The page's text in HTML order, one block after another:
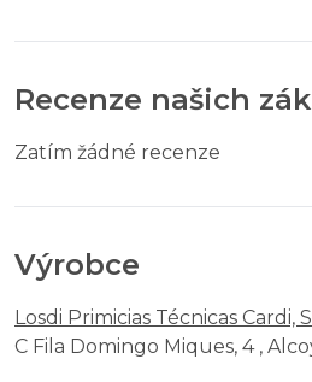
Recenze našich
Zatím žádné recenze
Výrobce
Losdi Primicias Técnicas Cardi,
C Fila Domingo Miques, 4 ,